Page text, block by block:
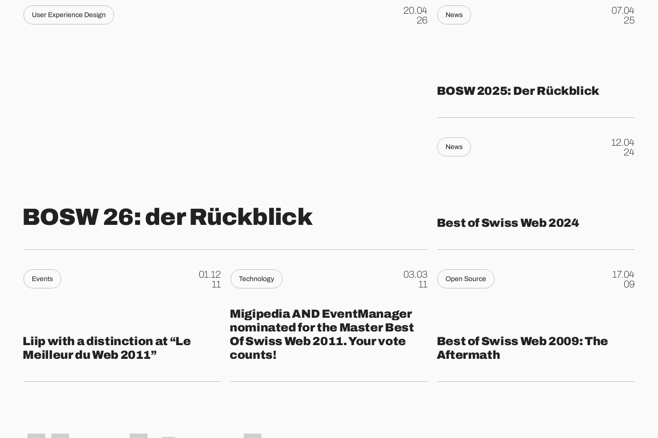
User Experience Design
20.04
.26
BOSW 26: der Rückblick
News
07.04
.25
BOSW 2025: Der Rückblick
News
12.04
.24
Best of Swiss Web 2024
Events
01.12
.11
Liip with a distinction at “Le
Meilleur du Web 2011”
Technology
03.03
.11
Migipedia AND EventManager
nominated for the Master Best
Of Swiss Web 2011. Your vote
counts!
Open Source
17.04
.09
Best of Swiss Web 2009: The
Aftermath